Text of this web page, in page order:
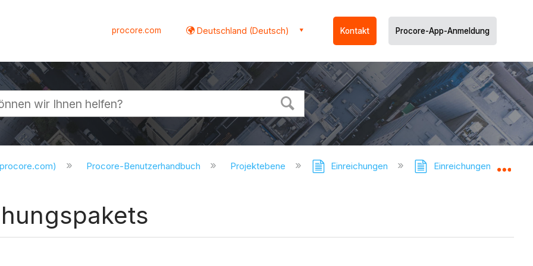
procore.com Deutschland (Deutsch) Kontakt Procore-App-Anmeldung
Procore-Benutzerhandbuch Projektebene Einreichungen Einreichungen -